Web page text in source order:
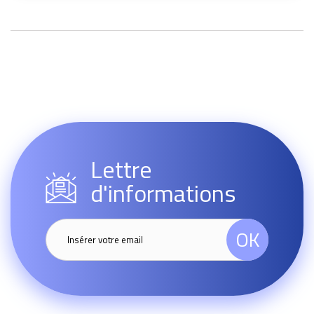
Lettre
d'informations
OK